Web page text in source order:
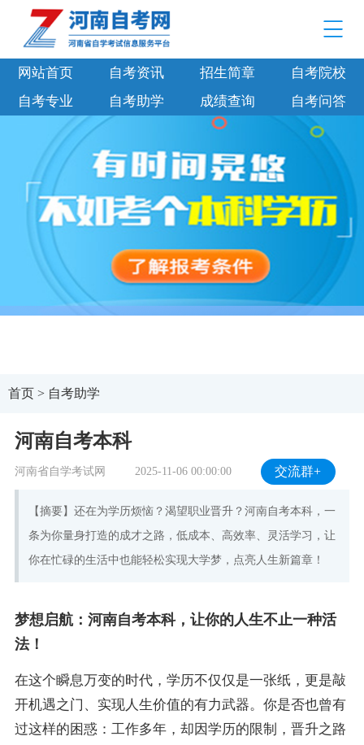
网站首页 自考资讯 招生简章
自考院校
自考专业
自考助学 成绩查询 自考问答
首页> 自考助学
河南自考本科
河南省自学考试网 2025-11-06 00:00:00 交流群+
【摘要】还在为学历烦恼？渴望职业晋升？河南自考本科，一
条为你量身打造的成才之路，低成本、高效率、灵活学习，让
你在忙碌的生活中也能轻松实现大学梦，点亮人生新篇章！
梦想启航：河南自考本科，让你的人生不止一种活
法！
在这个瞬息万变的时代，学历不仅仅是一张纸，更是敲
开机遇之门、实现人生价值的有力武器。你是否也曾有
过这样的困惑：工作多年，却因学历的限制，晋升之路